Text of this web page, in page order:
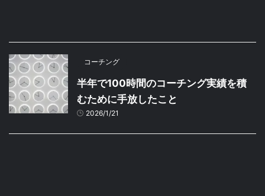
コーチング
半年で100時間のコーチング実績を積
むために手放したこと
2026/1/21